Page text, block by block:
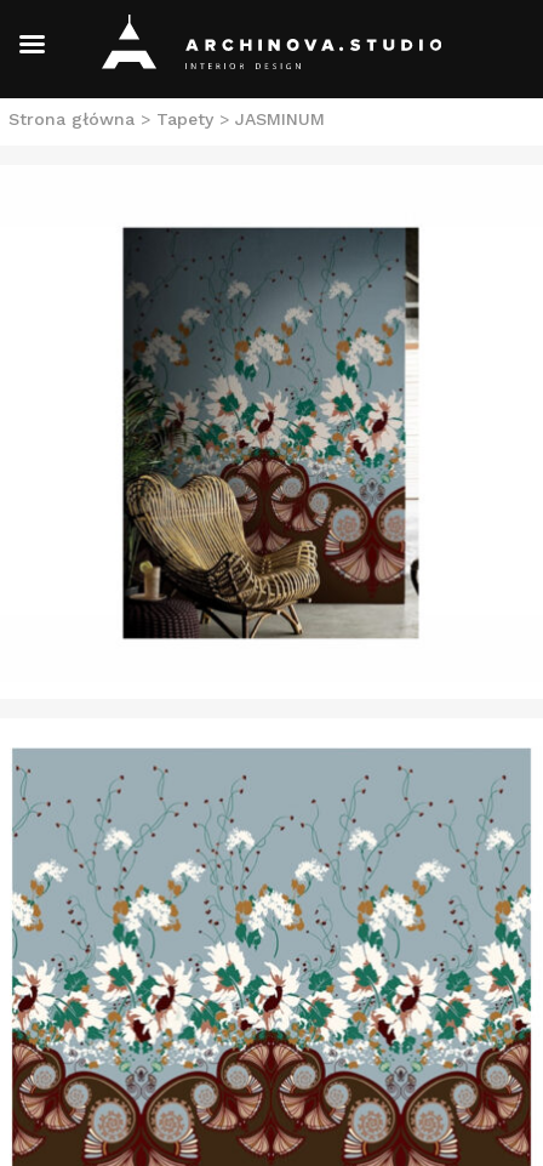
Skip
Strona główna > Tapety > JASMINUM